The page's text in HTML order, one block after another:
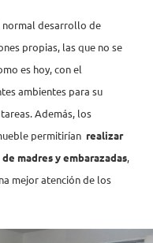
normal desarrollo de
propias, las que no se
es hoy, con el
ambientes para su
Además, los
permitirían realizar
madres y embarazadas,
mejor atención de los